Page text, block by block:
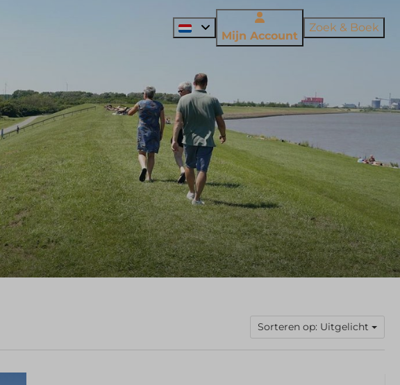
Mijn Account
Zoek & Boek
Sorteren op: Uitgelicht